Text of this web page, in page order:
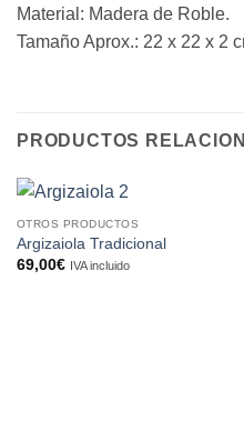
Material: Madera de Roble.
Tamaño Aprox.: 22 x 22 x 2
PRODUCTOS
OTROS PRODUCTOS
Argizaiola Tradicional
69,00€ IVA incluido